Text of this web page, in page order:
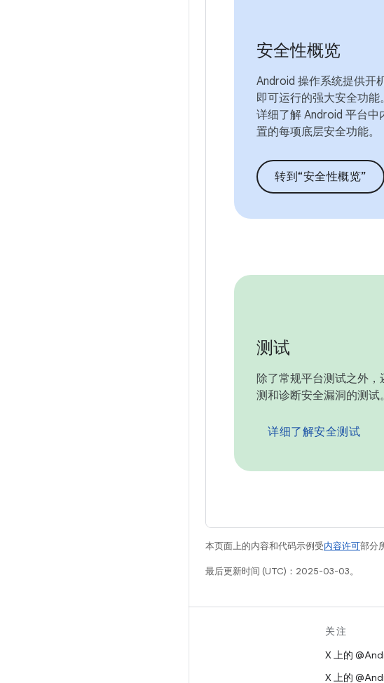
安全性概览
Android 操作系统提供开
即可运行的强大安全功能。
详细了解 Android 平台中
置的每项底层安全功能。
转到“安全性概览”
测试
除了常规平台测试之外
测和诊断安全漏洞的测试。
详细了解安全测试
本页面上的内容和代码示例受内容许可部分
最后更新时间 (UTC)：2025-03-03。
关注
X 上的
X 上的